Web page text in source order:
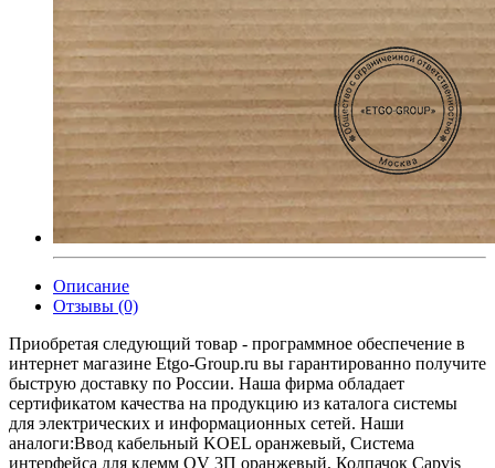
Описание
Отзывы (0)
Приобретая следующий товар - программное обеспечение в
интернет магазине Etgo-Group.ru вы гарантированно получите
быструю доставку по России. Наша фирма обладает
сертификатом качества на продукцию из каталога системы
для электрических и информационных сетей. Наши
аналоги:Ввод кабельный KOEL оранжевый, Система
интерфейса для клемм QV 3П оранжевый, Колпачок Capvis